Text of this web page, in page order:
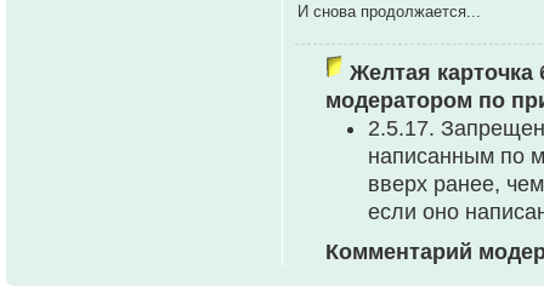
И снова продолжается...
Желтая карточка
модератором по
2.5.17.
написанным по
вверх ранее,
если оно
Комментарий